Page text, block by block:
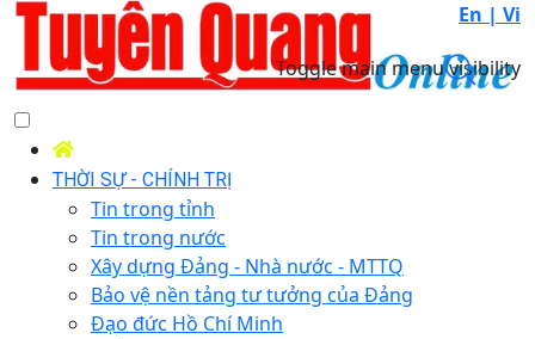
En | Vi
Toggle main menu visibility
THỜI SỰ - CHÍNH TRỊ
Tin trong tỉnh
Tin trong nước
Xây dựng Đảng - Nhà nước - MTTQ
Bảo vệ nền tảng tư tưởng của Đảng
Đạo đức Hồ Chí Minh